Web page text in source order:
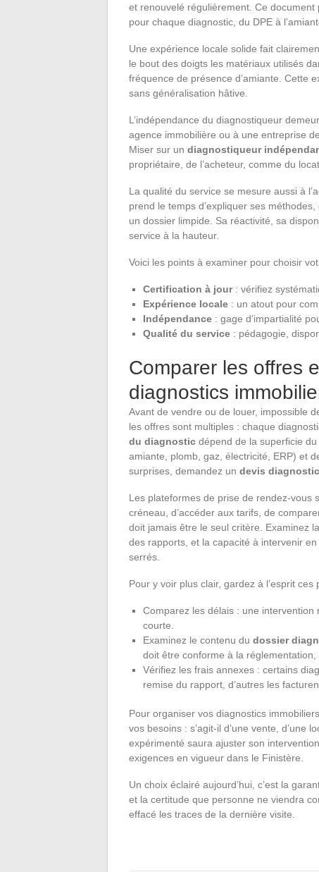
et renouvelé régulièrement. Ce
pour chaque diagnostic, du DPE à
Une expérience locale solide fait
le bout des doigts les matériaux utilisés
fréquence de présence d’amiante. Cette
sans généralisation hâtive.
L’indépendance du diagnostiqueur
agence immobilière ou à une entreprise
Miser sur un diagnostiqueur
propriétaire, de l’acheteur, comme du
La qualité du service se mesure aussi à
prend le temps d’expliquer ses
un dossier limpide. Sa réactivité, sa
service à la hauteur.
Voici les points à examiner pour choisir
Certification à jour: vérifiez
Expérience locale : un atout pour
Indépendance : gage d’impartialité
Qualité du service : pédagogie,
Comparer les offres
diagnostics
Avant de vendre ou de louer, impossible
les offres sont multiples : chaque
du diagnostic dépend de la superficie
amiante, plomb, gaz, électricité, ERP) et
surprises, demandez un devis
Les plateformes de prise de rendez-vous
créneau, d’accéder aux tarifs, de
doit jamais être le seul critère. Examinez
des rapports, et la capacité à intervenir
serrés.
Pour y voir plus clair, gardez à l’esprit
Comparez les délais : une intervention
courte.
Examinez le contenu du dossier
doit être conforme à la réglementation,
Vérifiez les frais annexes : certains
remise du rapport, d’autres les
Pour organiser vos diagnostics
vos besoins : s’agit-il d’une vente, d’une
expérimenté saura ajuster son
exigences en vigueur dans le Finistère.
Un choix éclairé aujourd’hui, c’est la
et la certitude que personne ne viendra
effacé les traces de la dernière visite.